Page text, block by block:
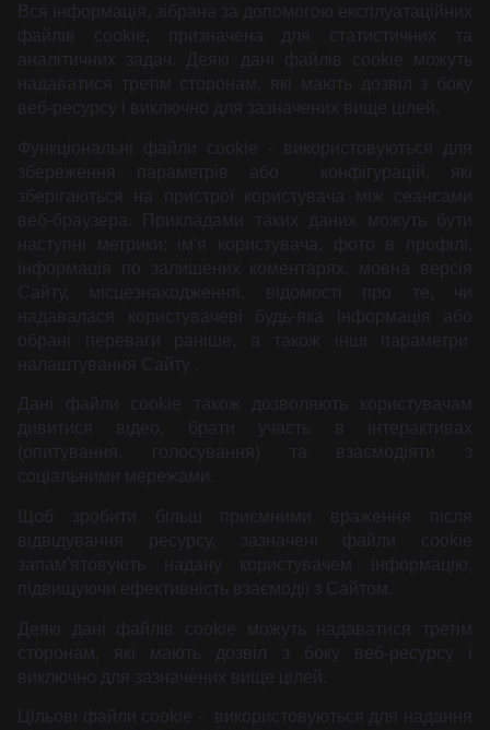
Вся інформація, зібрана за допомогою експлуатаційних
файлів cookie, призначена для статистичних та
аналітичних задач. Деякі дані файлів cookie можуть
надаватися третім сторонам, які мають дозвіл з боку
веб-ресурсу і виключно для зазначених вище цілей.
Функціональні файли cookie - використовуються для
збереження параметрів або конфігурацій, які
зберігаються на пристрої користувача між сеансами
веб-браузера. Прикладами таких даних можуть бути
наступні метрики: ім'я користувача, фото в профілі,
інформація по залишених коментарях, мовна версія
Сайту, місцезнаходження, відомості про те, чи
надавалася користувачеві будь-яка інформація або
обрані переваги раніше, а також інші параметри
налаштування Сайту .
Дані файли cookie також дозволяють користувачам
дивитися відео, брати участь в інтерактивах
(опитування, голосування) та взаємодіяти з
соціальними мережами.
Щоб зробити більш приємними враження після
відвідування ресурсу, зазначені файли cookie
запам'ятовують надану користувачем інформацію,
підвищуючи ефективність взаємодії з Сайтом.
Деякі дані файлів cookie можуть надаватися третім
сторонам, які мають дозвіл з боку веб-ресурсу і
виключно для зазначених вище цілей.
Цільові файли cookie - використовуються для надання